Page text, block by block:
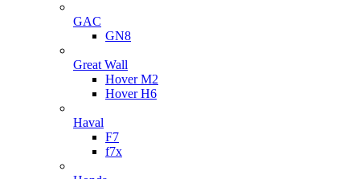
GAC
GN8
Great Wall
Hover M2
Hover H6
Haval
F7
f7x